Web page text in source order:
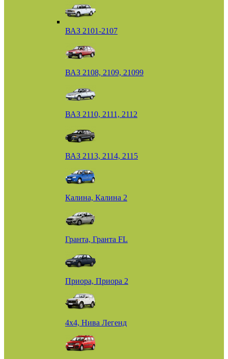
ВАЗ 2101-2107
ВАЗ 2108, 2109, 21099
ВАЗ 2110, 2111, 2112
ВАЗ 2113, 2114, 2115
Калина, Калина 2
Гранта, Гранта FL
Приора, Приора 2
4х4, Нива Легенд